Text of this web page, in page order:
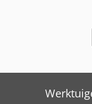
Iveco